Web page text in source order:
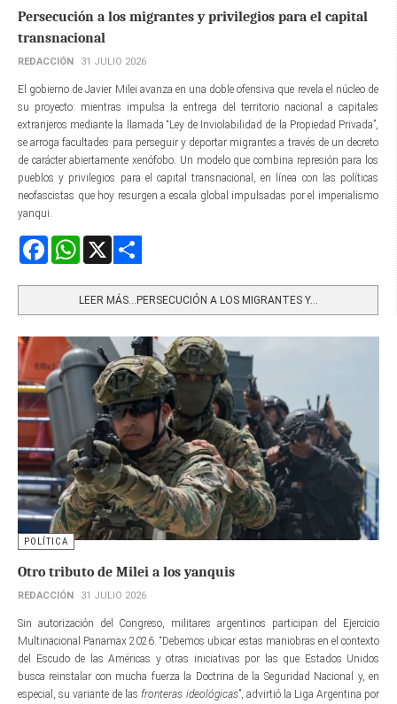
Persecución a los migrantes y privilegios para el capital
transnacional
REDACCIÓN 31 JULIO 2026
El gobierno de Javier Milei avanza en una doble ofensiva que revela el núcleo de
su proyecto: mientras impulsa la entrega del territorio nacional a capitales
extranjeros mediante la llamada “Ley de Inviolabilidad de la Propiedad Privada”,
se arroga facultades para perseguir y deportar migrantes a través de un decreto
de carácter abiertamente xenófobo. Un modelo que combina represión para los
pueblos y privilegios para el capital transnacional, en línea con las políticas
neofascistas que hoy resurgen a escala global impulsadas por el imperialismo
yanqui.
FacebookWhatsApp
LEER MÁS…PERSECUCIÓN A LOS MIGRANTES Y...
POLÍTICA
Otro tributo de Milei a los yanquis
REDACCIÓN 31 JULIO 2026
Sin autorización del Congreso, militares argentinos participan del Ejercicio
Multinacional Panamax 2026. “Debemos ubicar estas maniobras en el contexto
del Escudo de las Américas y otras iniciativas por las que Estados Unidos
busca reinstalar con mucha fuerza la Doctrina de la Seguridad Nacional y, en
especial, su variante de lasfronteras ideológicas”, advirtió la Liga Argentina por